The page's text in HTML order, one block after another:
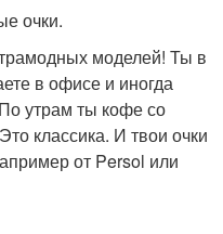
очки.
моделей! Ты в
в офисе и иногда
утрам ты кофе со
классика. И твои очки
от Persol или